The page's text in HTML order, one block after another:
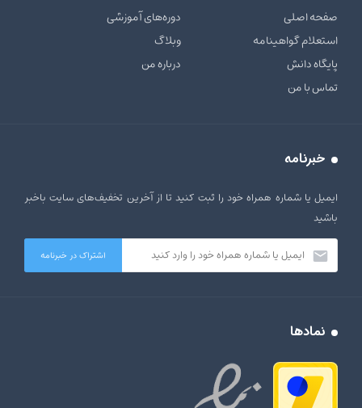
صفحه اصلی
دوره‌های آموزشی
استعلام گواهینامه
وبلاگ
پایگاه دانش
درباره من
تماس با من
خبرنامه
ایمیل یا شماره همراه خود را ثبت کنید تا از آخرین تخفیف‌های سایت باخبر
باشید
نمادها